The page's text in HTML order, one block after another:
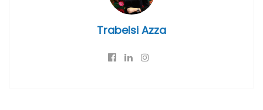
Trabelsi Azza